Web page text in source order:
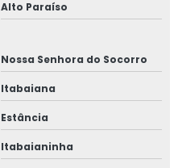
Alto Paraíso
Nossa Senhora do Socorro
Itabaiana
Estância
Itabaianinha